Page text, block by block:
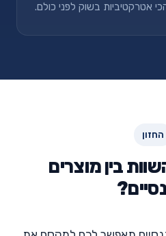
אטרקטיביות בשוק לפני כולם.
החזון
בין מוצרים